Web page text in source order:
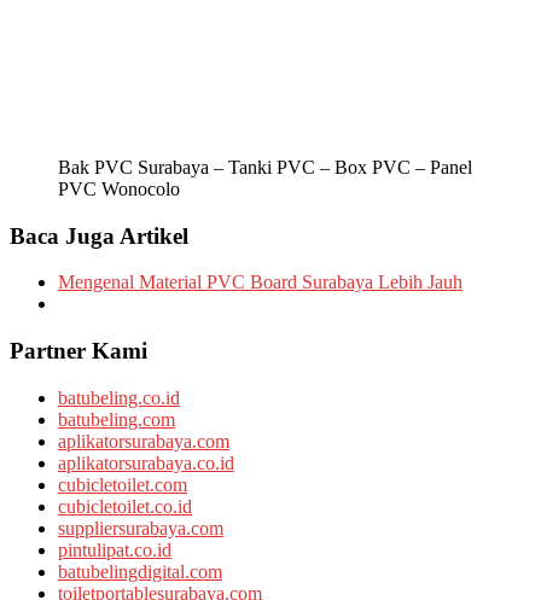
Bak PVC Surabaya – Tanki PVC – Box PVC – Panel
PVC Wonocolo
Baca Juga Artikel
Mengenal Material PVC Board Surabaya Lebih Jauh
Partner Kami
batubeling.co.id
batubeling.com
aplikatorsurabaya.com
aplikatorsurabaya.co.id
cubicletoilet.com
cubicletoilet.co.id
suppliersurabaya.com
pintulipat.co.id
batubelingdigital.com
toiletportablesurabaya.com